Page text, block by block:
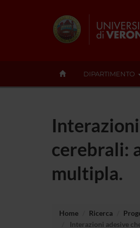
DIPARTIMENTO
cerebrali:
multipla.
Home Ricerca
Interazioni adesive